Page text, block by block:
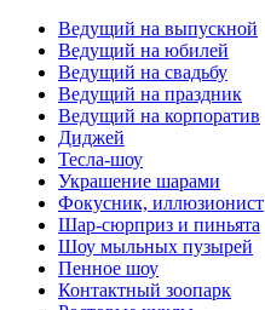
Ведущий на выпускной
Ведущий на юбилей
Ведущий на свадьбу
Ведущий на праздник
Ведущий на корпоратив
Диджей
Тесла-шоу
Украшение шарами
Фокусник, иллюзионист
Шар-сюрприз и пиньята
Шоу мыльных пузырей
Пенное шоу
Контактный зоопарк